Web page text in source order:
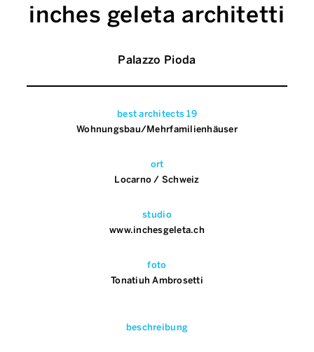
inches geleta architetti
Palazzo Pioda
best architects 19
Wohnungsbau/Mehrfamilienhäuser
ort
Locarno / Schweiz
studio
www.inchesgeleta.ch
foto
Tonatiuh Ambrosetti
beschreibung